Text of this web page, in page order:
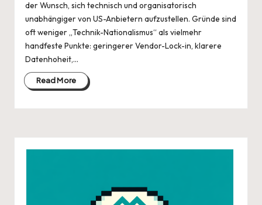
der Wunsch, sich technisch und organisatorisch
unabhängiger von US-Anbietern aufzustellen. Gründe sind
oft weniger „Technik-Nationalismus“ als vielmehr
handfeste Punkte: geringerer Vendor-Lock-in, klarere
Datenhoheit,…
Read More